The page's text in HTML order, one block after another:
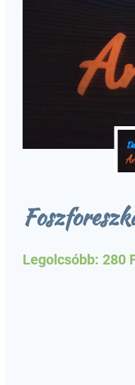
Legolcsóbb: 280